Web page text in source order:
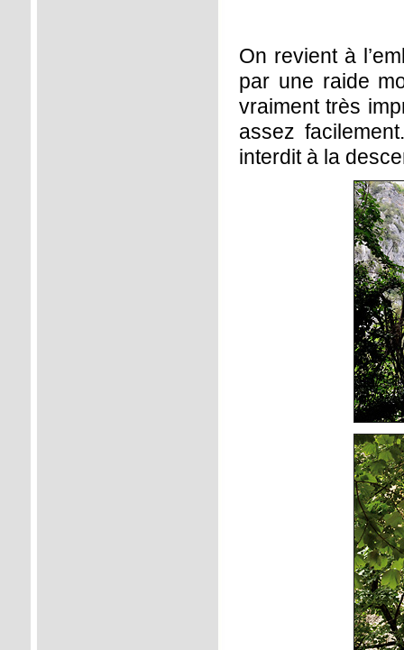
On revient à
par une raide
vraiment très
assez
interdit à la